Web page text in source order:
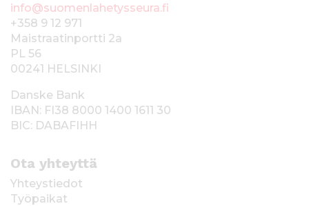
info@suomenlahetysseura.fi
+358 9 12 971
Maistraatinportti 2a
PL 56
00241 HELSINKI
Danske Bank
IBAN: FI38 8000 1400 1611 30
BIC: DABAFIHH
Ota yhteyttä
Yhteystiedot
Työpaikat